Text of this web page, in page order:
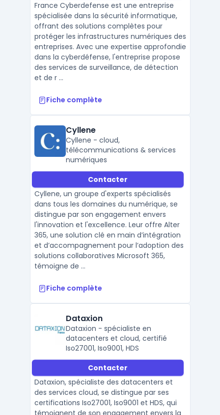
France Cyberdefense est une entreprise
spécialisée dans la sécurité informatique,
offrant des solutions complètes pour
protéger les infrastructures numériques des
entreprises. Avec une expertise approfondie
dans la cyberdéfense, l'entreprise propose
des services de surveillance, de détection
et de r ...
Fiche complète
Cyllene
Cyllene - cloud,
télécommunications & services
numériques
Contacter
Cyllene, un groupe d'experts spécialisés
dans tous les domaines du numérique, se
distingue par son engagement envers
l'innovation et l'excellence. Leur offre Alter
365, une solution clé en main d’intégration
et d’accompagnement pour l’adoption des
solutions collaboratives Microsoft 365,
témoigne de ...
Fiche complète
Dataxion
Dataxion - spécialiste en
datacenters et cloud, certifié
Iso27001, Iso9001, HDS
Contacter
Dataxion, spécialiste des datacenters et
des services cloud, se distingue par ses
certifications Iso27001, Iso9001 et HDS, qui
témoignent de son engagement envers la